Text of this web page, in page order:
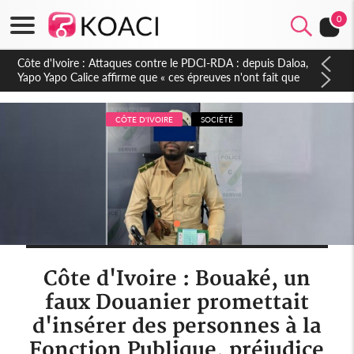
0
Côte d'Ivoire : Le Colonel-Major Fofié Kouakou est décédé,
l'armée perd une figure de la 2e Région militaire
CÔTE D'IVOIRE SOCIÉTÉ
Côte d'Ivoire : Bouaké, un
faux Douanier promettait
d'insérer des personnes à la